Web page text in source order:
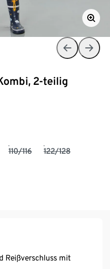
2-teilig
110/116 122/128
Reißverschluss mit